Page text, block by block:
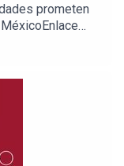
prometen
julioastilleroEnl
BBVA a